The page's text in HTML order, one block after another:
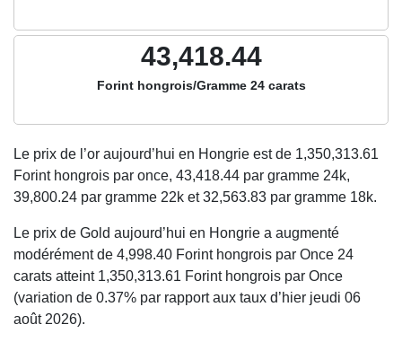
43,418.44
Forint hongrois/Gramme 24 carats
Le prix de l’or aujourd’hui en Hongrie est de 1,350,313.61
Forint hongrois par once, 43,418.44 par gramme 24k,
39,800.24 par gramme 22k et32,563.83 par gramme 18k.
Le prix de Gold aujourd’hui en Hongrie a augmenté
modérément de 4,998.40 Forint hongrois par Once 24
carats atteint 1,350,313.61 Forint hongrois par Once
(variation de 0.37% par rapport aux taux d’hier jeudi 06
août 2026).